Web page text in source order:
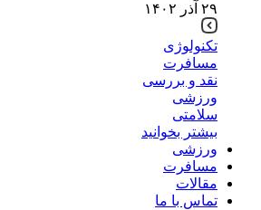
۲۹ آذر ۱۴۰۲
تکنولوژی
مسافرت
نقد و بررسی
ورزشی
سلامتی
بیشتر بخوانید
ورزشی
مسافرت
مقالات
تماس با ما